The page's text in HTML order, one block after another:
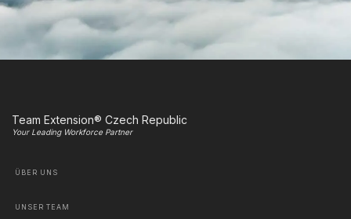
Team Extension® Czech Republic
Your Leading Workforce Partner
ÜBER UNS
UNSER TEAM